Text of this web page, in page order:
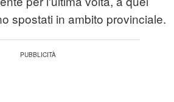
spostati in ambito provinciale.